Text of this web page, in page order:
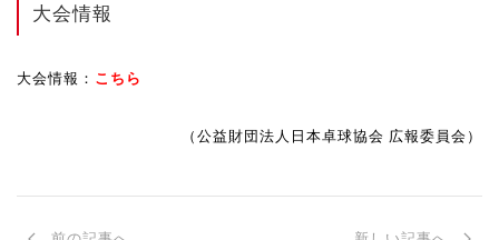
大会情報
大会情報： こちら
（公益財団法人日本卓球協会 広報委員会）